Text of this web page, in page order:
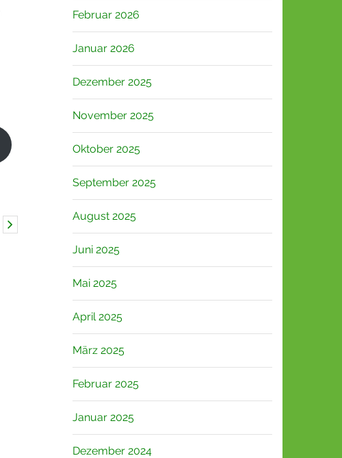
Februar 2026
Januar 2026
Dezember 2025
November 2025
Oktober 2025
September 2025
August 2025
Juni 2025
Mai 2025
April 2025
März 2025
Februar 2025
Januar 2025
Dezember 2024